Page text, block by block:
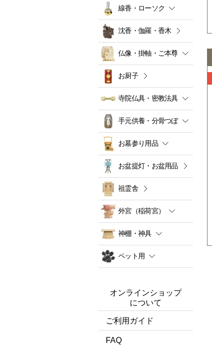
線香・ローソク
沈香・伽羅・香木
仏像・掛軸・ご本尊
お厨子
寺院仏具・密教法具
手元供養・分骨つぼ
お墓参り用品
お盆提灯・お盆用品
祖霊舎
外宮（稲荷宮）
神棚・神具
ペット用
オンラインショップ
について
ご利用ガイド
FAQ